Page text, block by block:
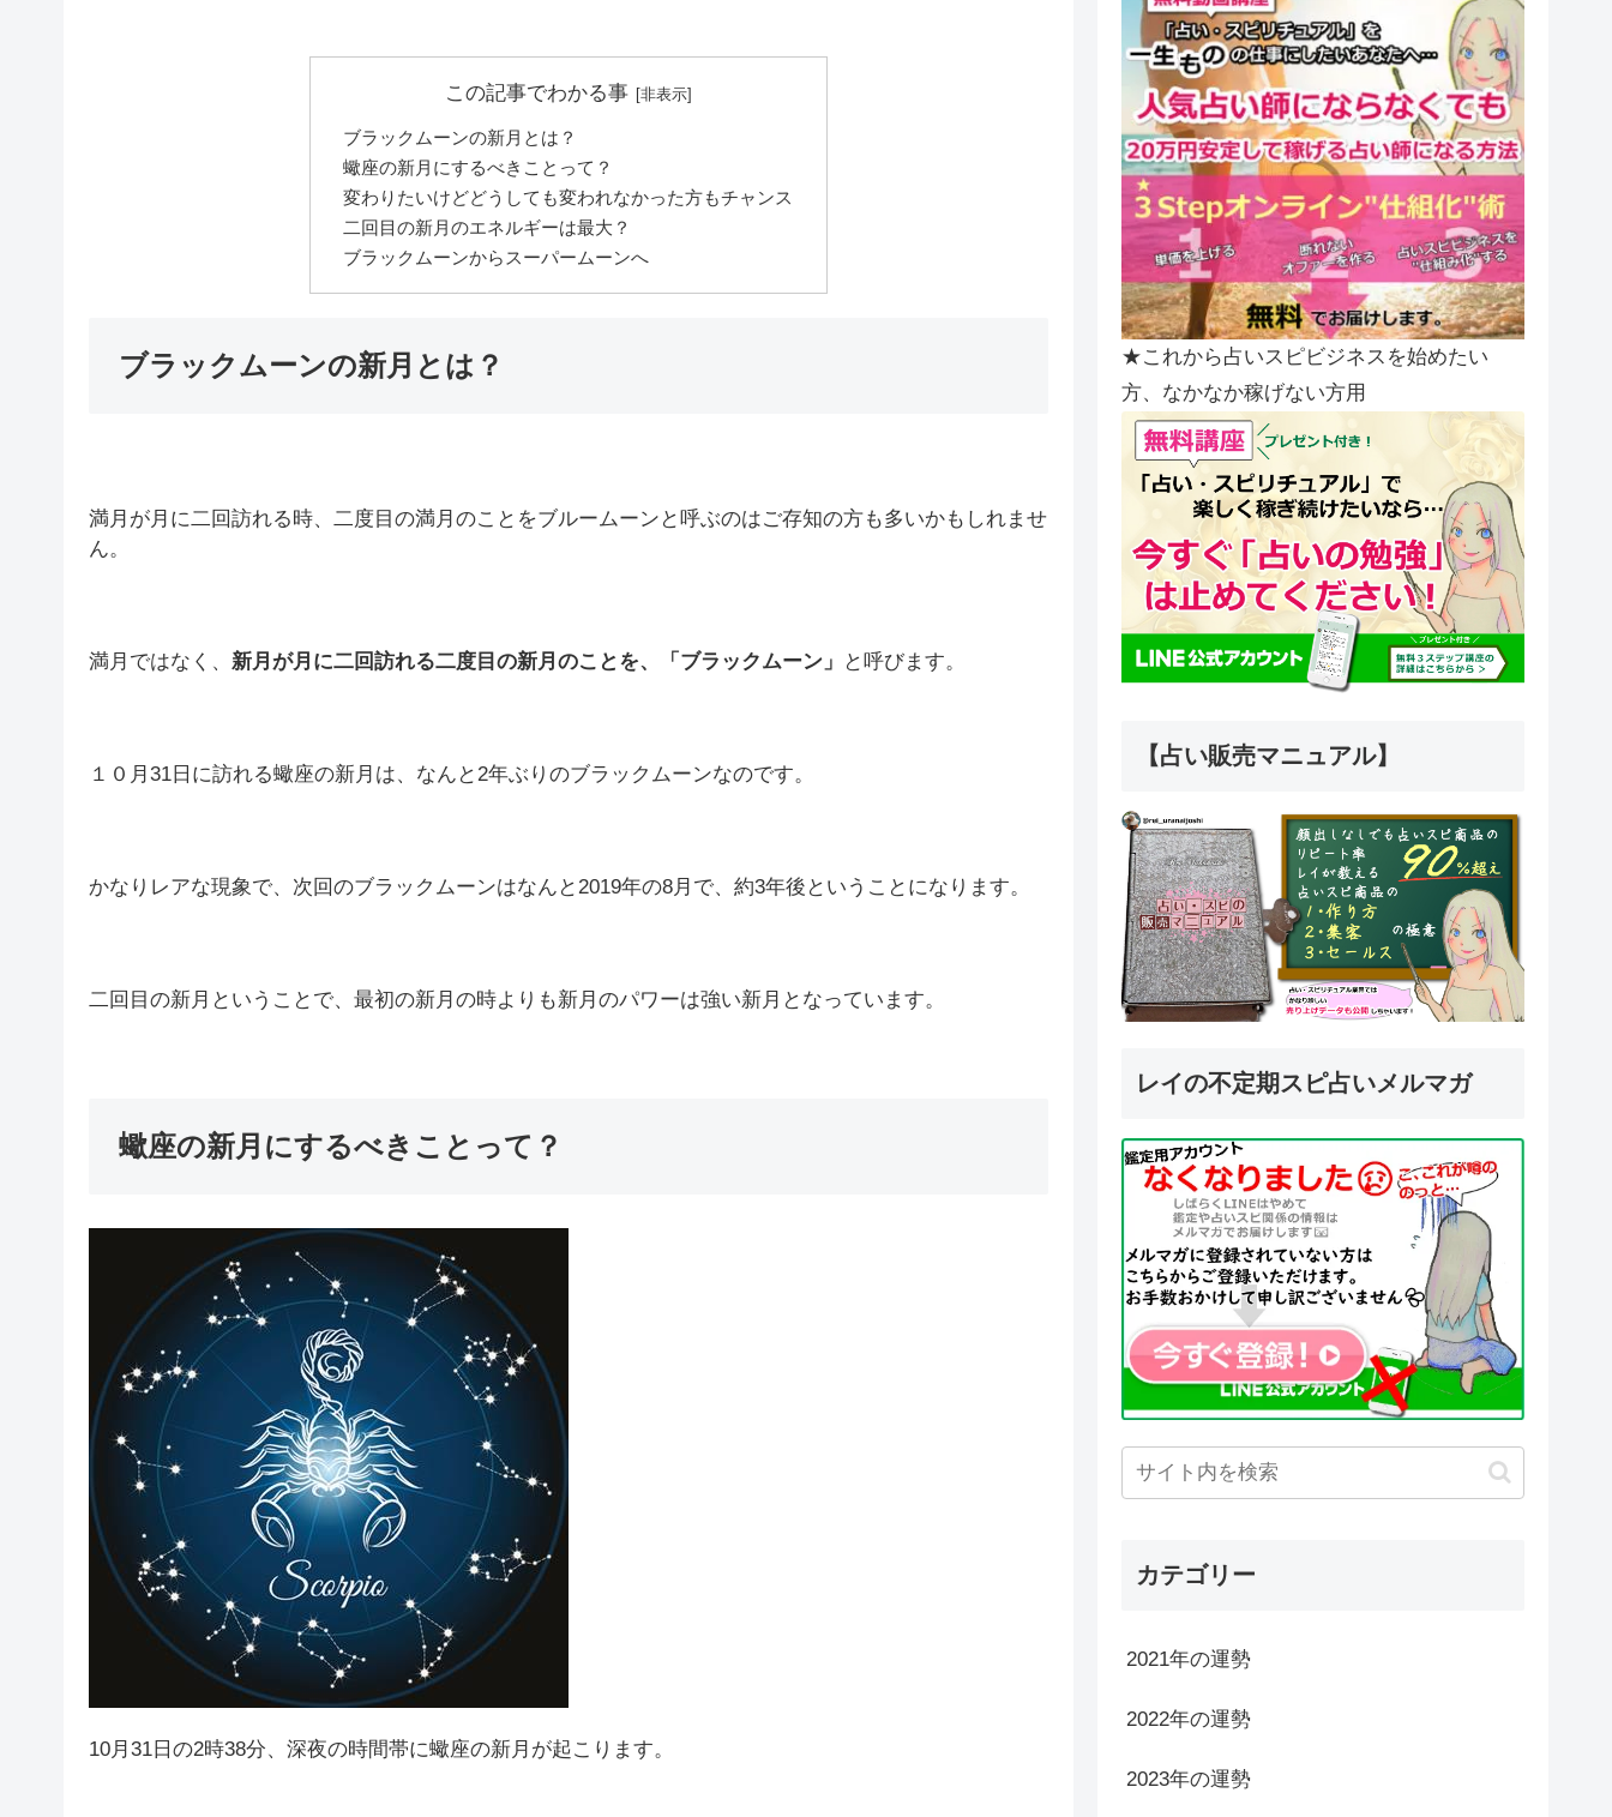
この記事でわかる事
ブラックムーンの新月とは？
蠍座の新月にするべきことって？
変わりたいけどどうしても変われなかった方もチャンス
二回目の新月のエネルギーは最大？
ブラックムーンからスーパームーンへ
ブラックムーンの新月とは？
満月が月に二回訪れる時、二度目の満月のことをブルームーンと呼ぶのはご存知の方も多いかもしれませ
ん。
満月ではなく、 新月が月に二回訪れる二度目の新月のことを、「ブラックムーン」 と呼びます。
１０月31日に訪れる蠍座の新月は、なんと2年ぶりのブラックムーンなのです。
かなりレアな現象で、次回のブラックムーンはなんと2019年の8月で、約3年後ということになります。
二回目の新月ということで、最初の新月の時よりも新月のパワーは強い新月となっています。
蠍座の新月にするべきことって？
10月31日の2時38分、深夜の時間帯に蠍座の新月が起こります。
★これから占いスピビジネスを始めたい
方、なかなか稼げない方用
【占い販売マニュアル】
レイの不定期スピ占いメルマガ
カテゴリー
2021年の運勢
2022年の運勢
2023年の運勢